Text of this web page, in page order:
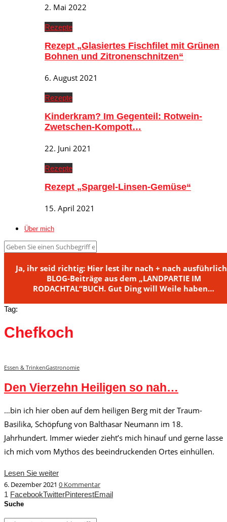
2. Mai 2022
Rezepte
Rezept „Glasiertes Fischfilet mit Grünen
Bohnen und Zitronenschnitzen“
6. August 2021
Rezepte
Kinderkram? Im Gegenteil: Rotwein-
Zwetschen-Kompott…
22. Juni 2021
Rezepte
Rezept „Spargel-Linsen-Gemüse“
15. April 2021
Über mich
Ja, ihr seid richtig: Hier lest ihr nach + nach
BLOG-Beiträge aus dem „LANDPARTIE IM
RODACHTAL“BUCH. Gut Ding will Weile haben…
Tag:
Chefkoch
Essen & TrinkenGastronomie
Den Vierzehn Heiligen so nah…
…bin ich hier oben auf dem heiligen Berg mit der Traum-
Basilika, Schöpfung von Balthasar Neumann im 18.
Jahrhundert. Immer wieder zieht’s mich hinauf und gerne lasse
ich mich vom Mythos des beeindruckenden Ortes einhüllen.
Lesen Sie weiter
6. Dezember 2021 0 Kommentar
1 FacebookTwitterPinterestEmail
Suche